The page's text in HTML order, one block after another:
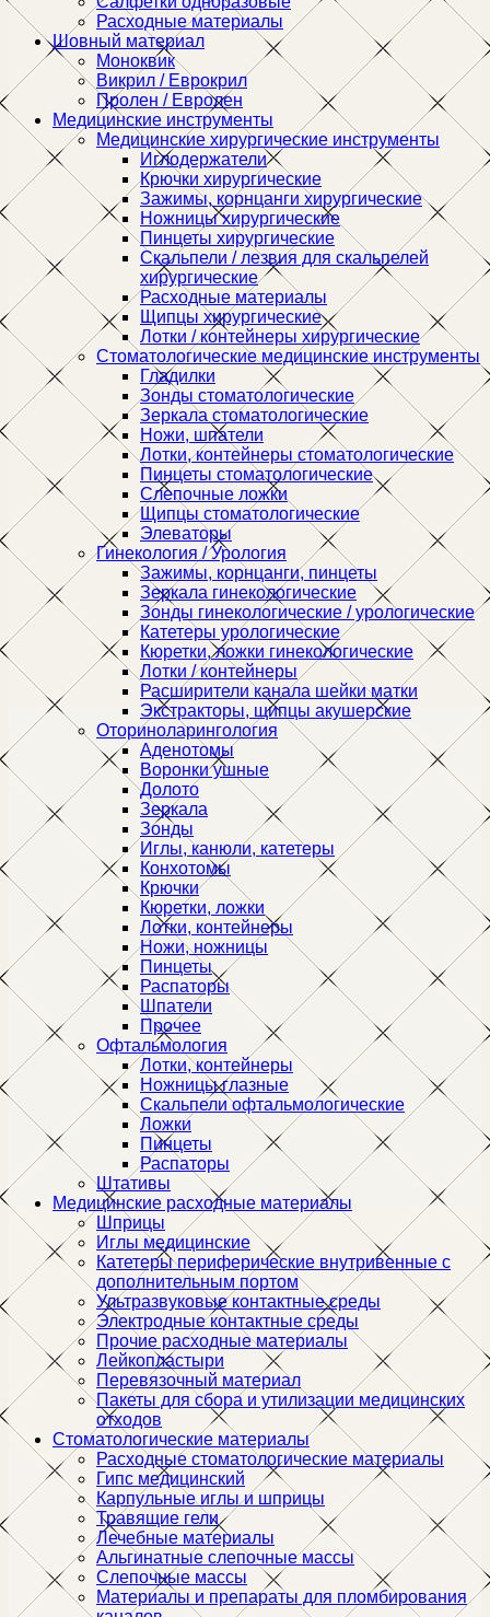
Расходные материалы
Шовный материал
Моноквик
Викрил / Еврокрил
Пролен / Евролен
Медицинские инструменты
Медицинские хирургические инструменты
Иглодержатели
Крючки хирургические
Зажимы, корнцанги хирургические
Ножницы хирургические
Пинцеты хирургические
Скальпели / лезвия для скальпелей
хирургические
Расходные материалы
Щипцы хирургические
Лотки / контейнеры хирургические
Стоматологические медицинские инструменты
Гладилки
Зонды стоматологические
Зеркала стоматологические
Ножи, шпатели
Лотки, контейнеры стоматологические
Пинцеты стоматологические
Слепочные ложки
Щипцы стоматологические
Элеваторы
Гинекология / Урология
Зажимы, корнцанги, пинцеты
Зеркала гинекологические
Зонды гинекологические / урологические
Катетеры урологические
Кюретки, ложки гинекологические
Лотки / контейнеры
Расширители канала шейки матки
Экстракторы, щипцы акушерские
Оториноларингология
Аденотомы
Воронки ушные
Долото
Зеркала
Зонды
Иглы, канюли, катетеры
Конхотомы
Крючки
Кюретки, ложки
Лотки, контейнеры
Ножи, ножницы
Пинцеты
Распаторы
Шпатели
Прочее
Офтальмология
Лотки, контейнеры
Ножницы глазные
Скальпели офтальмологические
Ложки
Пинцеты
Распаторы
Штативы
Медицинские расходные материалы
Шприцы
Иглы медицинские
Катетеры периферические внутривенные с
дополнительным портом
Ультразвуковые контактные среды
Электродные контактные среды
Прочие расходные материалы
Лейкопластыри
Перевязочный материал
Пакеты для сбора и утилизации медицинских
отходов
Стоматологические материалы
Расходные стоматологические материалы
Гипс медицинский
Карпульные иглы и шприцы
Травящие гели
Лечебные материалы
Альгинатные слепочные массы
Слепочные массы
Материалы и препараты для пломбирования